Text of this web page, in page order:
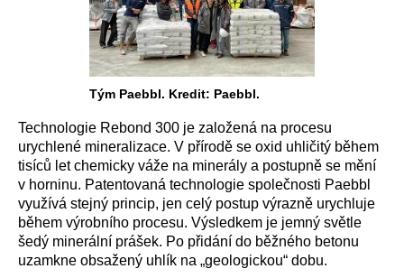
Tým Paebbl. Kredit: Paebbl.
Technologie Rebond 300 je založená na procesu
urychlené mineralizace. V přírodě se oxid uhličitý během
tisíců let chemicky váže na minerály a postupně se mění
v horninu. Patentovaná technologie společnosti Paebbl
využívá stejný princip, jen celý postup výrazně urychluje
během výrobního procesu. Výsledkem je jemný světle
šedý minerální prášek. Po přidání do běžného betonu
uzamkne obsažený uhlík na „geologickou“ dobu.